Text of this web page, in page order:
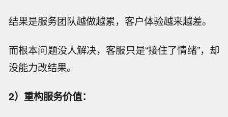
结果是服务团队越做越累，客户体验越来越差。
而根本问题没人解决，客服只是“接住了情绪”，却
没能力改结果。
2）重构服务价值：